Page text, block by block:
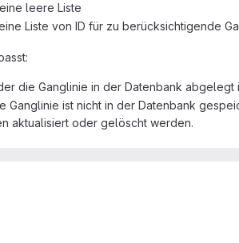
leere Liste
Liste von ID für zu berücksichtigende
die Ganglinie in der Datenbank abgelegt
Ganglinie ist nicht in der Datenbank
aktualisiert oder gelöscht werden.